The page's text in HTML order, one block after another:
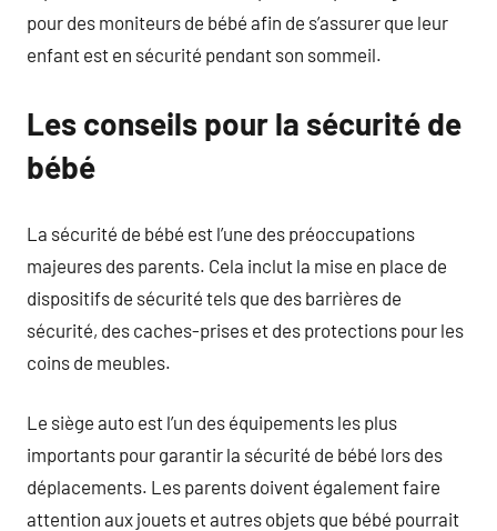
pour des moniteurs de bébé afin de s’assurer que leur
enfant est en sécurité pendant son sommeil.
Les conseils pour la sécurité de
bébé
La sécurité de bébé est l’une des préoccupations
majeures des parents. Cela inclut la mise en place de
dispositifs de sécurité tels que des barrières de
sécurité, des caches-prises et des protections pour les
coins de meubles.
Le siège auto est l’un des équipements les plus
importants pour garantir la sécurité de bébé lors des
déplacements. Les parents doivent également faire
attention aux jouets et autres objets que bébé pourrait